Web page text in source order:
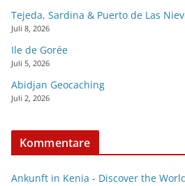
Tejeda, Sardina & Puerto de Las
Juli 8, 2026
Ile de Gorée
Juli 5, 2026
Abidjan Geocaching
Juli 2, 2026
Kommentare
Ankunft in Kenia - Discover the